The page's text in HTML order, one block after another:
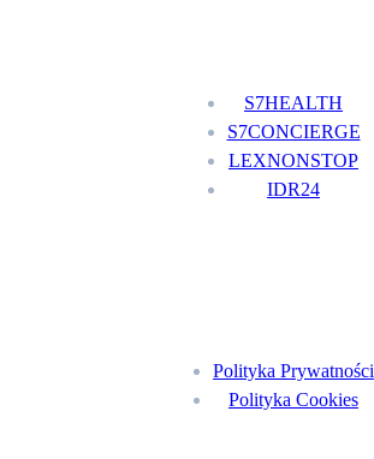
S7HEALTH
S7CONCIERGE
LEXNONSTOP
IDR24
Polityka Prywatności
Polityka Cookies